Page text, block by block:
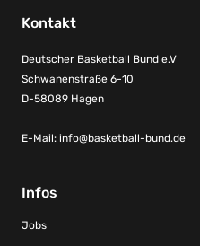
Kontakt
Deutscher Basketball Bund e.V
Schwanenstraße 6-10
D-58089 Hagen
E-Mail: info@basketball-bund.de
Infos
Jobs